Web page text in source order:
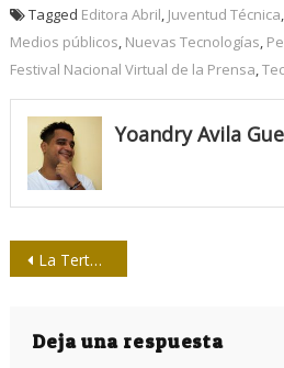
Tagged Editora Abril Juventud Técnica
Medios públicos Nuevas Tecnologías
Festival Nacional Virtual de la Prensa
Yoandry Avila
Navegación
entradas
La Tertulia: “Cuba no tiene que hacer concesiones ni a Estados Unidos ni a nadie”
Deja una respuesta